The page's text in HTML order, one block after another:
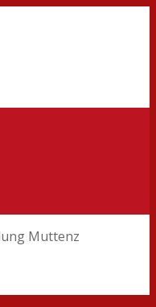
Muttenz